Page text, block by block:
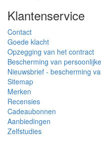
Klantenservice
Contact
Goede klacht
Opzegging van het contract
Bescherming van
Nieuwsbrief - bescherming
Sitemap
Merken
Recensies
Cadeaubonnen
Aanbiedingen
Zelfstudies